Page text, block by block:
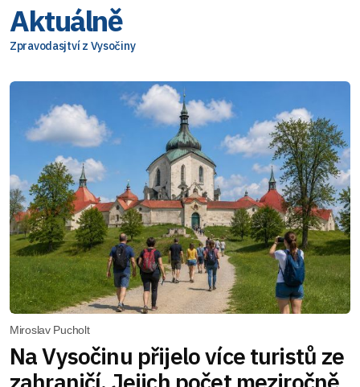
Aktuálně
Zpravodasjtví z Vysočiny
Miroslav Pucholt
Na Vysočinu přijelo více turistů ze